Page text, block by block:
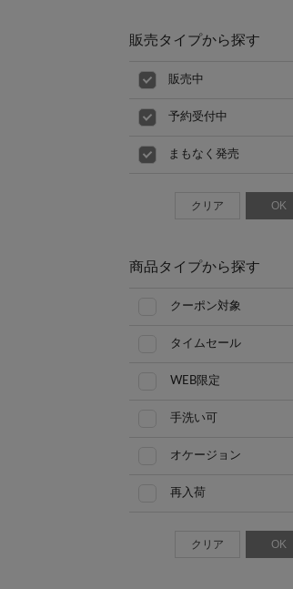
販売タイプから探す
販売中
予約受付中
まもなく発売
クリア OK
商品タイプから探す
クーポン対象
タイムセール
WEB限定
手洗い可
オケージョン
再入荷
クリア OK